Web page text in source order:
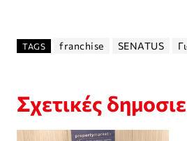
TAGS franchise SENATUS
Σχετικές